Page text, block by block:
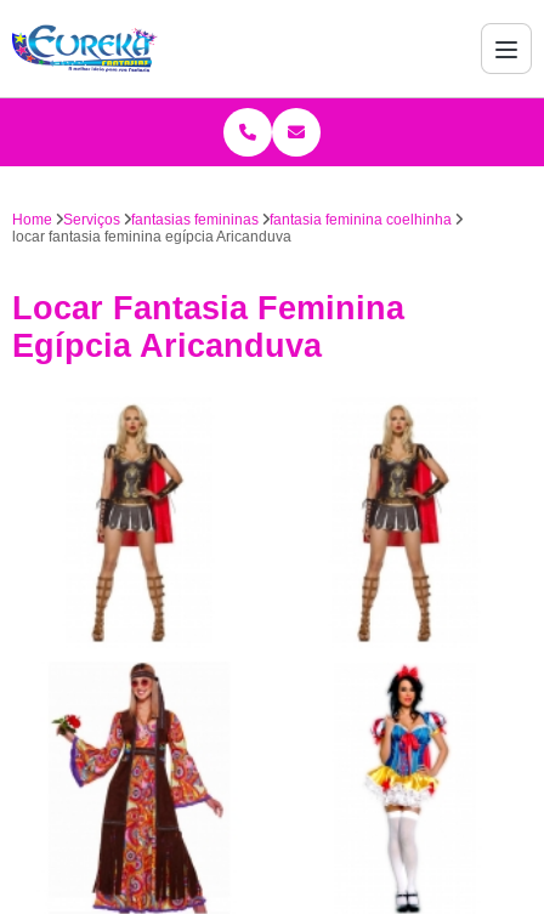
Home Serviços fantasias femininas
fantasia feminina coelhinha
locar fantasia feminina egípcia Aricanduva
Locar Fantasia Feminina
Egípcia Aricanduva